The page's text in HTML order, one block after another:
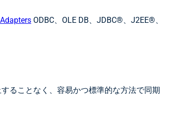
ODBC、OLE DB、JDBC®、J2EE®、
ることなく、容易かつ標準的な方法で同期